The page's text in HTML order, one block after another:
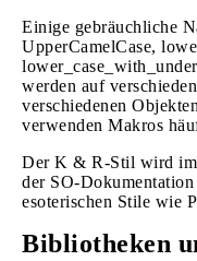
Einige gebräuchliche
UpperCamelCase,
werden auf
verschiedenen
verwenden Makros
Der K & R-Stil wird im
der SO-
esoterischen Stile wie
Bibliotheken